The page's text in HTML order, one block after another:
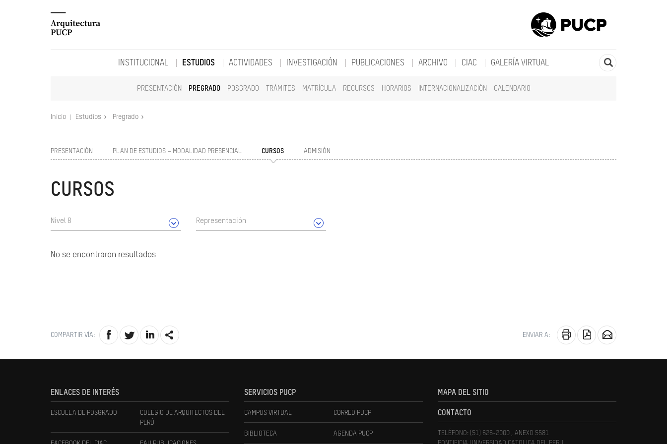
INSTITUCIONAL ESTUDIOS
PRESENTACIÓN PREGRADO POSGRADO TRÁMITES MATRÍCULA RECURSOS HORARIOS INTERNACIONALIZACIÓN CALENDARIO
ACTIVIDADES INVESTIGACIÓN PUBLICACIONES ARCHIVO CIAC GALERÍA VIRTUAL
Inicio Estudios Pregrado
PRESENTACIÓN PLAN DE ESTUDIOS – MODALIDAD PRESENCIAL CURSOS ADMISIÓN
CURSOS
Nivel 8 Representación
No se encontraron resultados
COMPARTIR VÍA: ENVIAR A:
ENLACES DE INTERÉS
ESCUELA DE POSGRADO
COLEGIO DE ARQUITECTOS DEL
PERÚ
SERVICIOS PUCP
CAMPUS VIRTUAL CORREO PUCP
BIBLIOTECA AGENDA PUCP
MAPA DEL SITIO
CONTACTO
TELÉFONO: (51) 626-2000 , ANEXO 5581